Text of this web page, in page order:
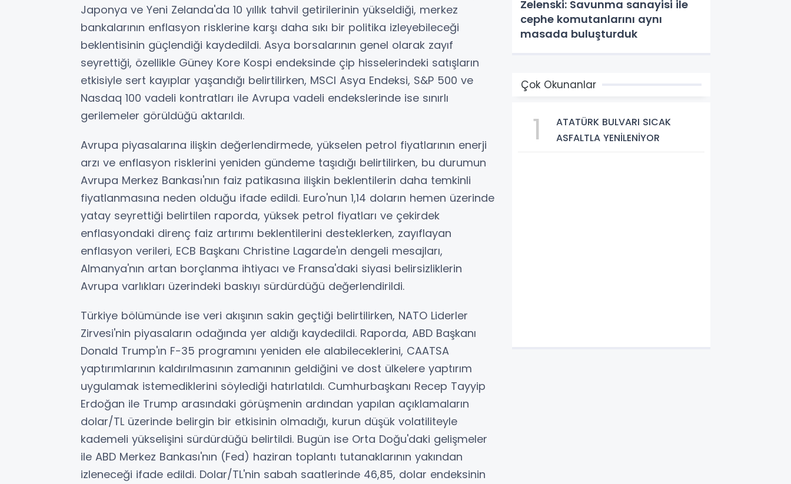
Japonya ve Yeni Zelanda'da 10 yıllık tahvil getirilerinin yükseldiği, merkez
bankalarının enflasyon risklerine karşı daha sıkı bir politika izleyebileceği
beklentisinin güçlendiği kaydedildi. Asya borsalarının genel olarak zayıf
seyrettiği, özellikle Güney Kore Kospi endeksinde çip hisselerindeki satışların
etkisiyle sert kayıplar yaşandığı belirtilirken, MSCI Asya Endeksi, S&P 500 ve
Nasdaq 100 vadeli kontratları ile Avrupa vadeli endekslerinde ise sınırlı
gerilemeler görüldüğü aktarıldı.
Avrupa piyasalarına ilişkin değerlendirmede, yükselen petrol fiyatlarının enerji
arzı ve enflasyon risklerini yeniden gündeme taşıdığı belirtilirken, bu durumun
Avrupa Merkez Bankası'nın faiz patikasına ilişkin beklentilerin daha temkinli
fiyatlanmasına neden olduğu ifade edildi. Euro'nun 1,14 doların hemen üzerinde
yatay seyrettiği belirtilen raporda, yüksek petrol fiyatları ve çekirdek
enflasyondaki direnç faiz artırımı beklentilerini desteklerken, zayıflayan
enflasyon verileri, ECB Başkanı Christine Lagarde'ın dengeli mesajları,
Almanya'nın artan borçlanma ihtiyacı ve Fransa'daki siyasi belirsizliklerin
Avrupa varlıkları üzerindeki baskıyı sürdürdüğü değerlendirildi.
Türkiye bölümünde ise veri akışının sakin geçtiği belirtilirken, NATO Liderler
Zirvesi'nin piyasaların odağında yer aldığı kaydedildi. Raporda, ABD Başkanı
Donald Trump'ın F-35 programını yeniden ele alabileceklerini, CAATSA
yaptırımlarının kaldırılmasının zamanının geldiğini ve dost ülkelere yaptırım
uygulamak istemediklerini söylediği hatırlatıldı. Cumhurbaşkanı Recep Tayyip
Erdoğan ile Trump arasındaki görüşmenin ardından yapılan açıklamaların
dolar/TL üzerinde belirgin bir etkisinin olmadığı, kurun düşük volatiliteyle
kademeli yükselişini sürdürdüğü belirtildi. Bugün ise Orta Doğu'daki gelişmeler
ile ABD Merkez Bankası'nın (Fed) haziran toplantı tutanaklarının yakından
izleneceği ifade edildi. Dolar/TL'nin sabah saatlerinde 46,85, dolar endeksinin
Zelenski: Savunma sanayisi ile
cephe komutanlarını aynı
masada buluşturduk
Çok Okunanlar
1
ATATÜRK BULVARI SICAK
ASFALTLA YENİLENİYOR